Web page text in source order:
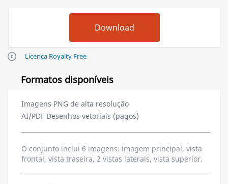
Licença Royalty Free
Formatos disponíveis
Imagens PNG de alta resolução
AI/PDF Desenhos vetoriais (pagos)
O conjunto inclui 6 imagens: imagem principal, vista
frontal, vista traseira, 2 vistas laterais, vista superior.